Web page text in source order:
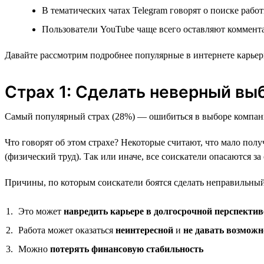
В тематических чатах Telegram говорят о поиске
Пользователи YouTube чаще всего оставляют
Давайте рассмотрим подробнее популярные в интернете
Страх 1: Сделать неверный
Самый популярный страх (28%) — ошибиться в выборе
Что говорят об этом страхе? Некоторые считают, что мало
(физический труд). Так или иначе, все соискатели опасаются
Причины, по которым соискатели боятся сделать
Это может навредить карьере в долгосрочной
Работа может оказаться неинтересной и не давать
Можно потерять финансовую стабильность